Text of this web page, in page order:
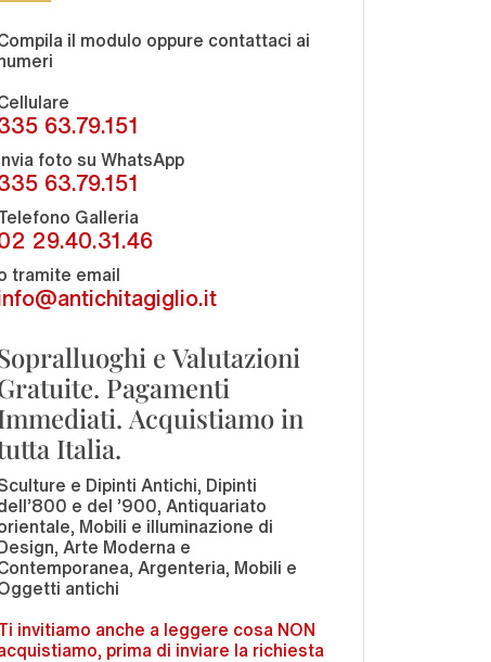
il modulo oppure contattaci ai
63.79.151
foto su WhatsApp
63.79.151
Galleria
29.40.31.46
tramite email
e Valutazioni
Pagamenti
Acquistiamo in
Italia.
e Dipinti Antichi, Dipinti
e del '900, Antiquariato
Mobili e illuminazione di
Arte Moderna e
Argenteria, Mobili e
antichi
invitiamo anche a leggere cosa NON
prima di inviare la richiesta